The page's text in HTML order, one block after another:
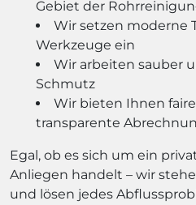
Gebiet der
Wir setzen moderne
Werkzeuge ein
Wir arbeiten sauber
Schmutz
Wir bieten Ihnen
transparente
Egal, ob es sich um ein
Anliegen handelt – wir
und lösen jedes